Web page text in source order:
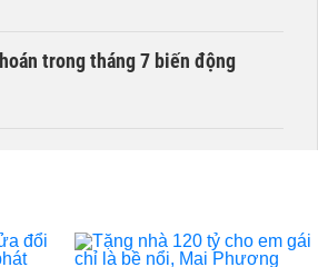
trong tháng 7 biến động
tiếp